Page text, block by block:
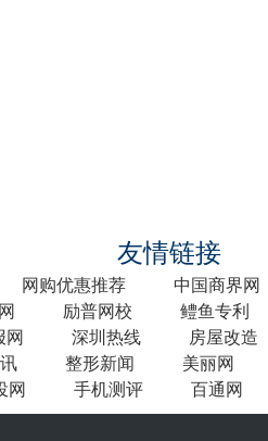
友情链接
网购优惠推荐 中国商界网
励普网校 鳢鱼专利
网 深圳热线 房屋改造
整形新闻 美丽网
网 手机测评 百通网